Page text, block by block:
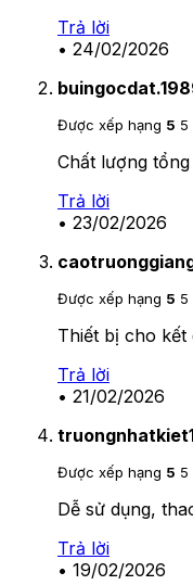
Trả lời
• 24/02/2026
Được xếp hạng 5 5
Chất lượng
Trả lời
• 23/02/2026
Được xếp hạng 5 5
Thiết bị cho
Trả lời
• 21/02/2026
Được xếp hạng 5 5
Dễ sử dụng,
Trả lời
• 19/02/2026